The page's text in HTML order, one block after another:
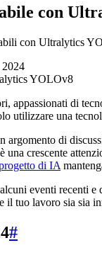
con
con Ultralytics
2024
appassionati di
utilizzare una
argomento di
crescente
di IA
eventi recenti
il tuo lavoro sia sia
#